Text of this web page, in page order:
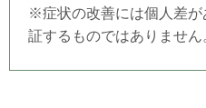
※症状の改善には個人差
証するものではありません